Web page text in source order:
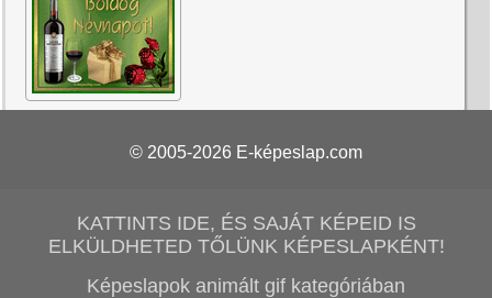
© 2005-2026 E-képeslap.com
KATTINTS IDE, ÉS SAJÁT KÉPEID IS
ELKÜLDHETED TŐLÜNK KÉPESLAPKÉNT!
Képeslapok animált gif kategóriában